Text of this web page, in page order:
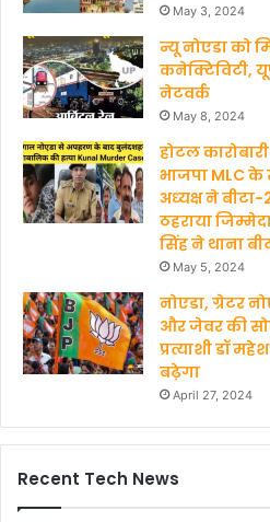
May 3, 2024
न्यू नोएडा को
कनेक्टिविटी,
नेटवर्क
May 8, 2024
होटल
भाजपा MLC के
अध्‍यक्ष ने बीटा-
ठहराया
सिंह ने थाना
May 5, 2024
नोएडा, ग्रेटर
और जेवर की
प्रत्याशी डॉ
बढ़ेगा
April 27, 2024
Recent Tech News